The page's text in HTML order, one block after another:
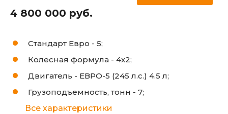
4 800 000 руб.
Стандарт Евро - 5;
Колесная формула - 4х2;
Двигатель - ЕВРО-5 (245 л.с.) 4.5 л;
Грузоподъемность, тонн - 7;
Все характеристики